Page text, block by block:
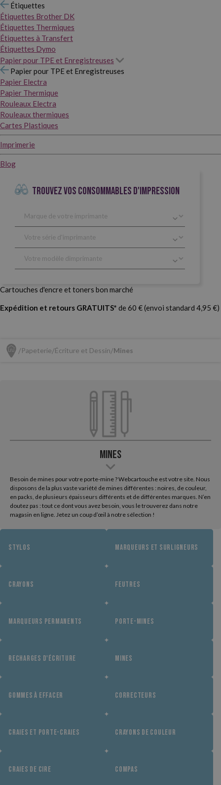
Étiquettes
Étiquettes Brother DK
Étiquettes Thermiques
Étiquettes à Transfert
Étiquettes Dymo
Papier pour TPE et Enregistreuses
Papier pour TPE et Enregistreuses
Papier Electra
Papier Thermique
Rouleaux Electra
Rouleaux thermiques
Cartes Plastiques
Imprimerie
Blog
TROUVEZ VOS CONSOMMABLES D'IMPRESSION
Cartouches d'encre et toners bon marché
Expédition et retours GRATUITS* de 60 € (envoi standard 4,95 €)
Papeterie Écriture et Dessin Mines
Mines
Besoin de mines pour votre porte-mine ? Webcartouche est votre site. Nous
disposons de la plus vaste variété de mines différentes : noires, de couleur,
en packs, de plusieurs épaisseurs différents et de différentes marques. N’en
doutez pas : tout ce dont vous avez besoin, vous le trouverez dans notre
magasin en ligne. Jetez un coup d’œil à notre sélection !
STYLOS MARQUEURS ET SURLIGNEURS
CRAYONS FEUTRES
MARQUEURS PERMANENTS PORTE-MINES
RECHARGES D'ÉCRITURE MINES
GOMMES À EFFACER CORRECTEURS
CRAIES ET PORTE-CRAIES CRAYONS DE COULEUR
CRAIES DE CIRE COMPAS